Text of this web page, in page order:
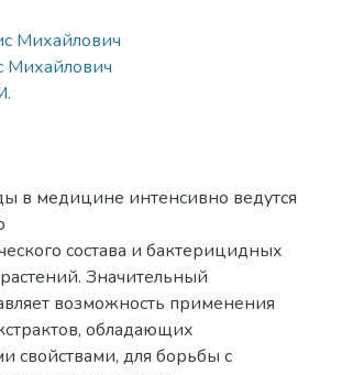
Михайлович
Михайлович
в медицине интенсивно ведутся
состава и бактерицидных
Значительный
возможность применения
обладающих
свойствами, для борьбы с